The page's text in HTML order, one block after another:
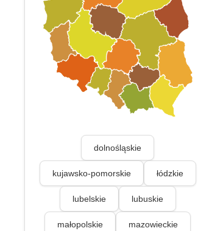
dolnośląskie
kujawsko-pomorskie łódzkie
lubelskie lubuskie
małopolskie mazowieckie